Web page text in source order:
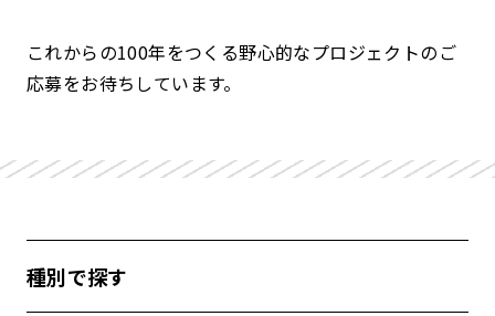
これからの100年をつくる野心的なプロジェクトのご
応募をお待ちしています。
種別で探す